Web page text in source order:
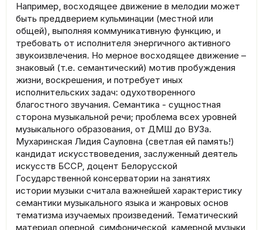
Например, восходящее движение в мелодии может
быть преддверием кульминации (местной или
общей), выполняя коммуникативную функцию, и
требовать от исполнителя энергичного активного
звукоизвлечения. Но мерное восходящее движение –
знаковый (т.е. семантический) мотив пробуждения
жизни, воскрешения, и потребует иных
исполнительских задач: одухотворенного
благостного звучания. Семантика - сущностная
сторона музыкальной речи; проблема всех уровней
музыкального образования, от ДМШ до ВУЗа.
Мухаринская Лидия Сауловна (светлая ей память!)
кандидат искусствоведения, заслуженный деятель
искусств БССР, доцент Белорусской
Государственной консерватории на занятиях
истории музыки считала важнейшей характеристику
семантики музыкального языка и жанровых основ
тематизма изучаемых произведений. Тематический
материал оперной, симфонической, камерной музыки